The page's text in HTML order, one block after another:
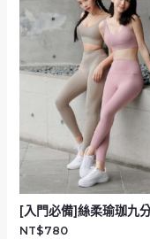
[入門必備]絲柔瑜珈九
NT$780